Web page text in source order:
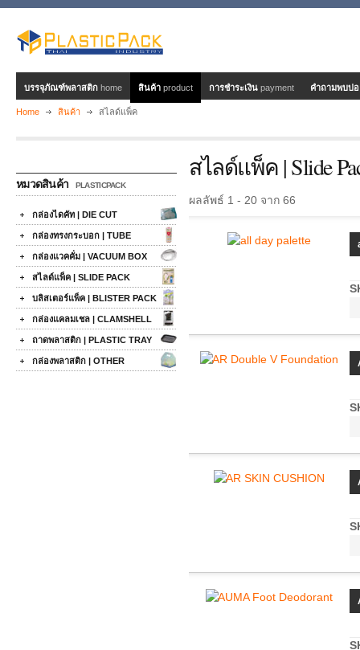
บรรจุภัณฑ์พลาสติก home สินค้า product การชำระเงิน payment คำถามพบบ่
Home สินค้า สไลด์แพ็ค
หมวดสินค้า PLASTICPACK
กล่องไดคัท | DIE CUT
กล่องทรงกระบอก | TUBE
กล่องแวคคั่ม | VACUUM BOX
สไลด์แพ็ค | SLIDE PACK
บลิสเตอร์แพ็ค | BLISTER PACK
กล่องแคลมเชล | CLAMSHELL
ถาดพลาสติก | PLASTIC TRAY
กล่องพลาสติก | OTHER
สไลด์แพ็ค | Slide
ผลลัพธ์ 1 - 20 จาก 66